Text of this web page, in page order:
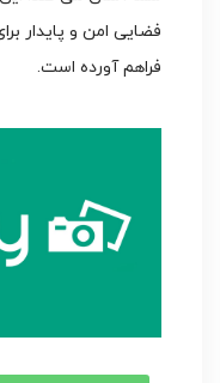
فضایی امن و پایدار
فراهم آورده است.